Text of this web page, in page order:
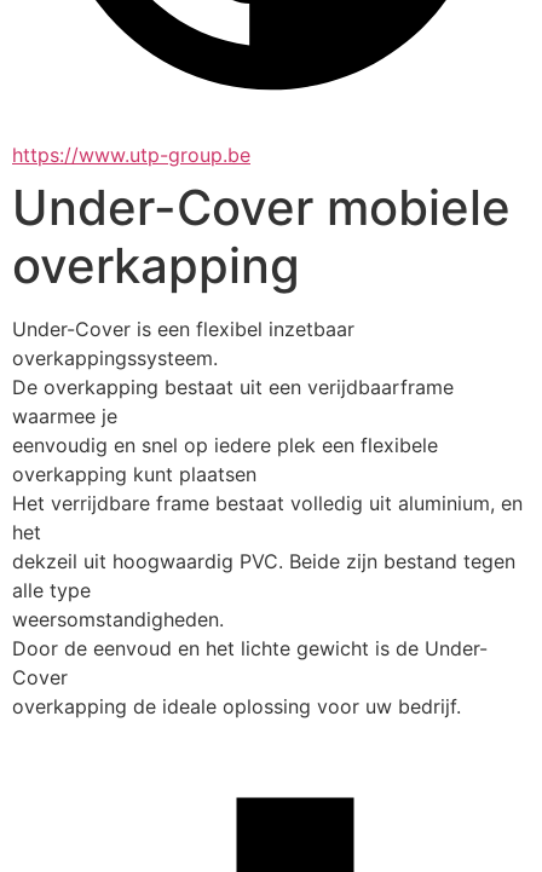
https://www.utp-group.be
Under-Cover mobiele
overkapping
Under-Cover is een flexibel inzetbaar
overkappingssysteem.
De overkapping bestaat uit een verijdbaarframe
waarmee je
eenvoudig en snel op iedere plek een flexibele
overkapping kunt plaatsen
Het verrijdbare frame bestaat volledig uit aluminium, en
het
dekzeil uit hoogwaardig PVC. Beide zijn bestand tegen
alle type
weersomstandigheden.
Door de eenvoud en het lichte gewicht is de Under-
Cover
overkapping de ideale oplossing voor uw bedrijf.